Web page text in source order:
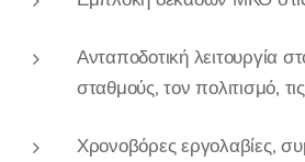
Ανταποδοτική λειτουργία
σταθμούς, τον πολιτισμό,
Χρονοβόρες εργολαβίες,